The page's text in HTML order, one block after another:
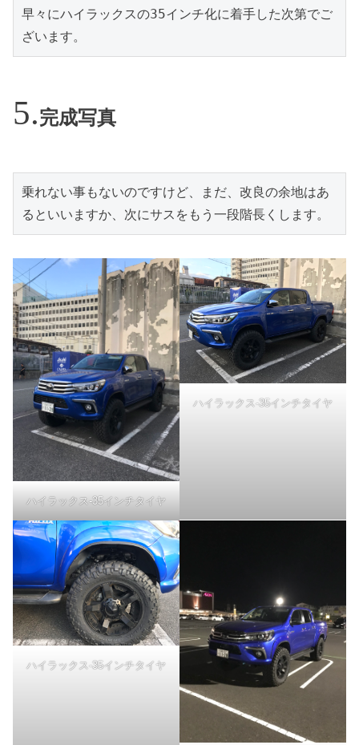
早々にハイラックスの35インチ化に着手した次第でご
ざいます。
完成写真
乗れない事もないのですけど、まだ、改良の余地はあ
るといいますか、次にサスをもう一段階長くします。
ハイラックス-35インチタイヤ
ハイラックス-35インチタイヤ
ハイラックス-35インチタイヤ